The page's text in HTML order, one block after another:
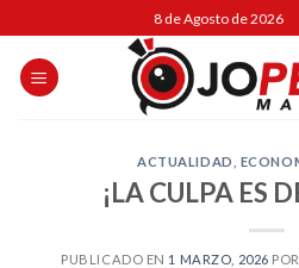
to
content
8 de Agosto de 2026
ACTUALIDAD
¡LA CULPA ES
PUBLICADO EN 1 MARZO, 2026 POR